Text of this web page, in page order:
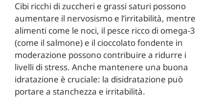
Cibi ricchi di zuccheri e grassi saturi possono
aumentare il nervosismo e l’irritabilità, mentre
alimenti come le noci, il pesce ricco di omega-3
(come il salmone) e il cioccolato fondente in
moderazione possono contribuire a ridurre i
livelli di stress. Anche mantenere una buona
idratazione è cruciale: la disidratazione può
portare a stanchezza e irritabilità.